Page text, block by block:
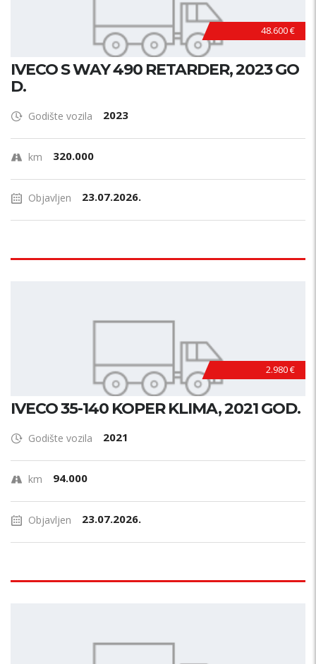
48.600 €
IVECO S WAY 490 RETARDER, 2023 GO
D.
Godište vozila 2023
km 320.000
Objavljen 23.07.2026.
2.980 €
IVECO 35-140 KOPER KLIMA, 2021 GOD.
Godište vozila 2021
km 94.000
Objavljen 23.07.2026.